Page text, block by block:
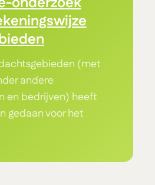
(met
andere
en bedrijven) heeft
gedaan voor het